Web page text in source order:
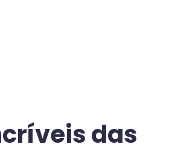
das